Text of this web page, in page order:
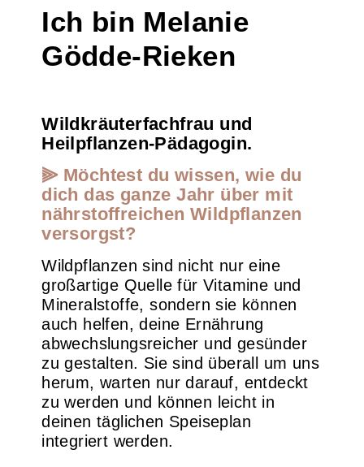
Ich bin Melanie
Gödde-Rieken
Wildkräuterfachfrau und
Heilpflanzen-Pädagogin.
⫸ Möchtest du wissen, wie du
dich das ganze Jahr über mit
nährstoffreichen Wildpflanzen
versorgst?
Wildpflanzen sind nicht nur eine
großartige Quelle für Vitamine und
Mineralstoffe, sondern sie können
auch helfen, deine Ernährung
abwechslungsreicher und gesünder
zu gestalten. Sie sind überall um uns
herum, warten nur darauf, entdeckt
zu werden und können leicht in
deinen täglichen Speiseplan
integriert werden.